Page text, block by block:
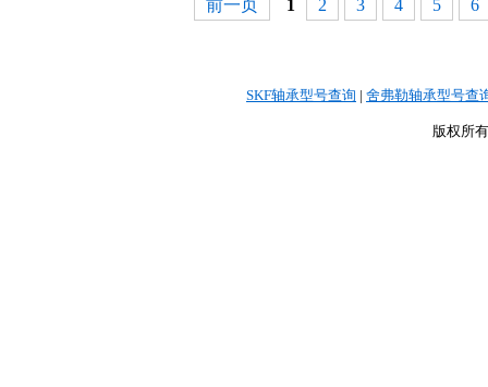
前一页 1 2 3 4 5 6
SKF轴承型号查询 | 舍弗勒轴承型号查
版权所